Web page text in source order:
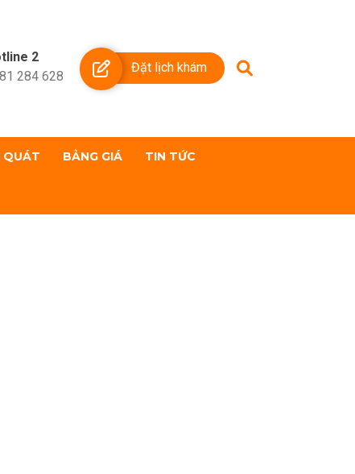
2
284 628
Đặt lịch khám
QUÁT BẢNG GIÁ TIN TỨC